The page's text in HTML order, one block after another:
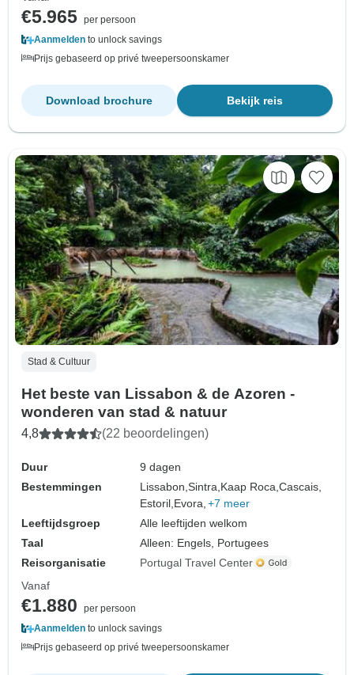
€5.965 per persoon
Aanmelden to unlock savings
Prijs gebaseerd op privé tweepersoonskamer
Bekijk reis
Download brochure
Stad & Cultuur
Het beste van Lissabon & de Azoren -
wonderen van stad & natuur
4,8 (22 beoordelingen)
Duur
9 dagen
Bestemmingen
Lissabon,Sintra, Kaap Roca,Cascais,
Estoril, Evora, +7 meer
Leeftijdsgroep
Alle leeftijden welkom
Taal
Alleen: Engels, Portugees
Reisorganisatie
Portugal Travel Center
Vanaf
€1.880
per persoon
Aanmelden to unlock savings
Prijs gebaseerd op privé tweepersoonskamer